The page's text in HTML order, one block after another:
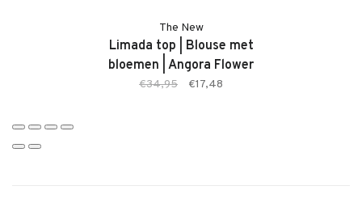
The New
Limada top | Blouse met
bloemen | Angora Flower
€34,95 €17,48